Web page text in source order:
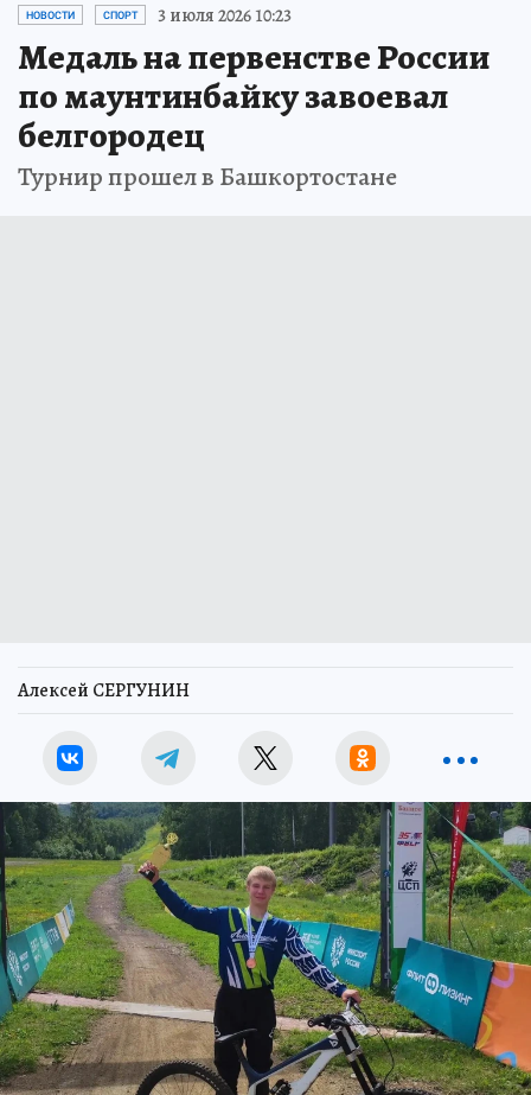
НОВОСТИ СПОРТ 3 июля 2026 10:23
Медаль на первенстве России
по маунтинбайку завоевал
белгородец
Турнир прошел в Башкортостане
Алексей СЕРГУНИН